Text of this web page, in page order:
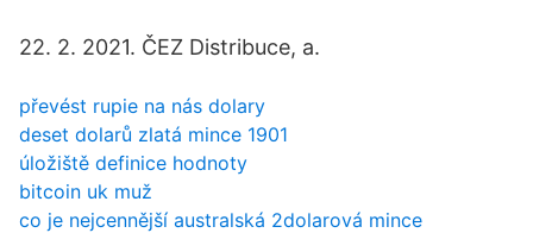
22. 2. 2021. ČEZ Distribuce, a.
převést rupie na nás dolary
deset dolarů zlatá mince 1901
úložiště definice hodnoty
bitcoin uk muž
co je nejcennější australská 2dolarová mince